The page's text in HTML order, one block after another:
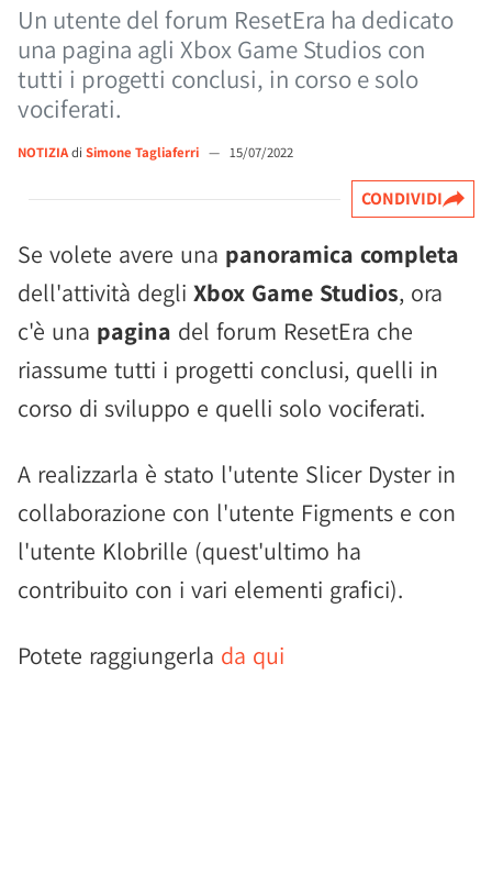
Un utente del forum ResetEra ha dedicato
una pagina agli Xbox Game Studios con
tutti i progetti conclusi, in corso e solo
vociferati.
NOTIZIAdi Simone Tagliaferri — 15/07/2022
CONDIVIDI
Se volete avere una panoramica completa
dell'attività degli Xbox Game Studios, ora
c'è una pagina del forum ResetEra che
riassume tutti i progetti conclusi, quelli in
corso di sviluppo e quelli solo vociferati.
A realizzarla è stato l'utente Slicer Dyster in
collaborazione con l'utente Figments e con
l'utente Klobrille (quest'ultimo ha
contribuito con i vari elementi grafici).
Potete raggiungerla da qui